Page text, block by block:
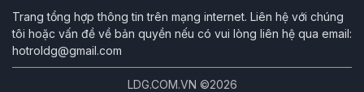
Trang tổng hợp thông tin trên mạng internet. Liên hệ với chúng
tôi hoặc vấn đề về bản quyền nếu có vui lòng liên hệ qua email:
hotroldg@gmail.com
LDG.COM.VN ©2026